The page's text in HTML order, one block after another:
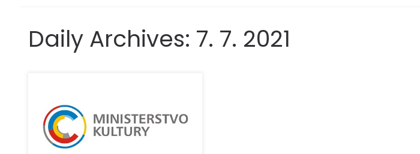
Daily Archives: 7. 7. 2021
Ministerstvo kultury v rámci
dotačního programu „Podpora
kulturních aktivit příslušníků
národnostních menšin žijících v ČR“. »